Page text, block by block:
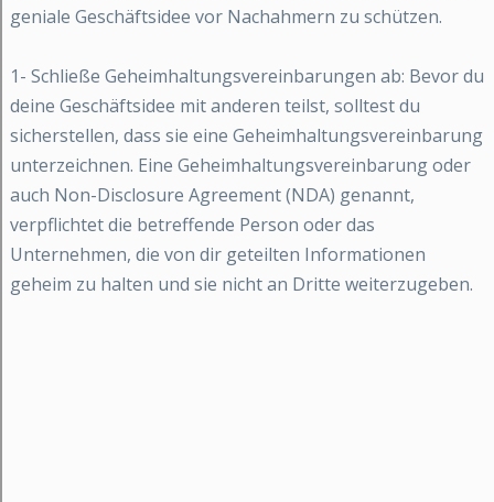
geniale Geschäftsidee vor Nachahmern zu schützen.
1- Schließe Geheimhaltungsvereinbarungen ab: Bevor du
deine Geschäftsidee mit anderen teilst, solltest du
sicherstellen, dass sie eine Geheimhaltungsvereinbarung
unterzeichnen. Eine Geheimhaltungsvereinbarung oder
auch Non-Disclosure Agreement (NDA) genannt,
verpflichtet die betreffende Person oder das
Unternehmen, die von dir geteilten Informationen
geheim zu halten und sie nicht an Dritte weiterzugeben.